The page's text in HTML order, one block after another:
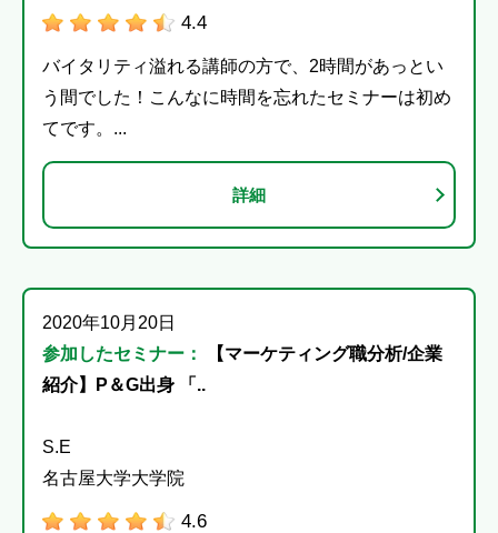
4.4
バイタリティ溢れる講師の方で、2時間があっとい
う間でした！こんなに時間を忘れたセミナーは初め
てです。...
詳細
2020年10月20日
参加したセミナー：
【マーケティング職分析/企業
紹介】P＆G出身 「..
S.E
名古屋大学大学院
4.6